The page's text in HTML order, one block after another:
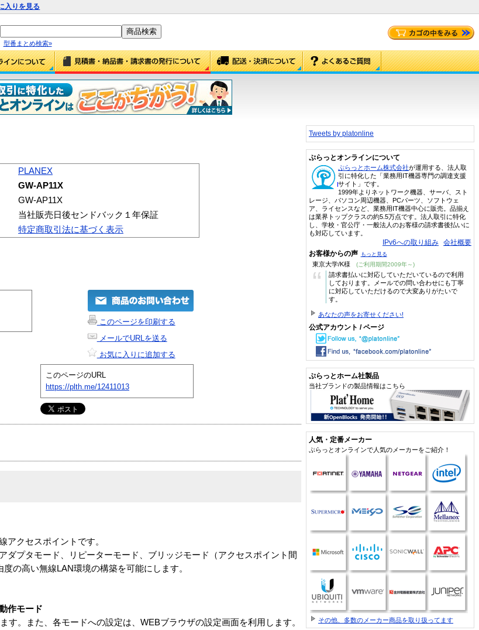
入りを見る
型番まとめ検索»
PLANEX
GW-AP11X
GW-AP11X
当社販売日後センドバック１年保証
特定商取引法に基づく表示
このページを印刷する
メールでURLを送る
お気に入りに追加する
このページのURL
https://plth.me/12411013
アクセスポイントです。
ダプタモード、リピーターモード、ブリッジモード（アクセスポイント間
の高い無線LAN環境の構築を可能にします。
作モード
。また、各モードへの設定は、WEBブラウザの設定画面を利用します。
Tweets by platonline
ぷらっとオンラインについて
ぷらっとホーム株式会社が運用する、法人取
引に特化した「業務用IT機器専門の調達支援
サイト」です。
1999年よりネットワーク機器、サーバ、スト
レージ、パソコン周辺機器、PCパーツ、ソフトウェ
ア、ライセンスなど、業務用IT機器中心に販売。品揃え
は業界トップクラスの約5.5万点です。法人取引に特化
し、学校・官公庁・一般法人のお客様の請求書後払いに
も対応しています。
IPv6への取り組み 会社概要
お客様からの声 もっと見る
東京大学/K様 (ご利用期間2009年～)
“
請求書払いに対応していただいているので利用
しております。メールでの問い合わせにも丁寧
に対応していただけるので大変ありがたいで
す。
あなたの声をお寄せください!
公式アカウント / ページ
ぷらっとホーム社製品
当社ブランドの製品情報はこちら
人気・定番メーカー
ぷらっとオンラインで人気のメーカーをご紹介！
その他、多数のメーカー商品を取り扱ってます